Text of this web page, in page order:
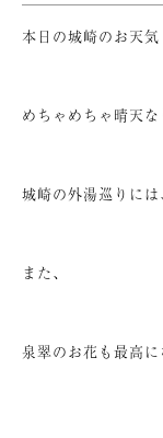
本日の城崎のお天気
めちゃめちゃ晴天
城崎の外湯巡りに
また、
泉翠のお花も最高